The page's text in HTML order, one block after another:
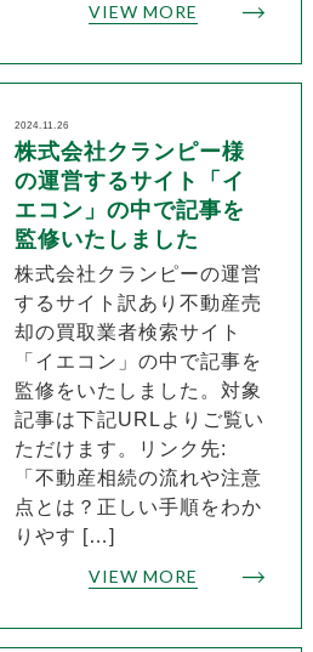
VIEW MORE
2024.11.26
株式会社クランピー様
の運営するサイト「イ
エコン」の中で記事を
監修いたしました
株式会社クランピーの運営
するサイト訳あり不動産売
却の買取業者検索サイト
「イエコン」の中で記事を
監修をいたしました。対象
記事は下記URLよりご覧い
ただけます。リンク先:
「不動産相続の流れや注意
点とは？正しい手順をわか
りやす […]
VIEW MORE